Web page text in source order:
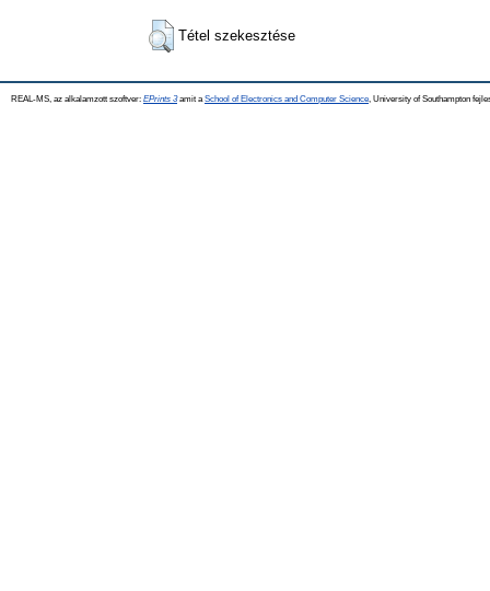
Tétel szekesztése
REAL-MS, az alkalamzott szoftver: EPrints 3amit a School of Electronics and Computer Science , University of Southampton